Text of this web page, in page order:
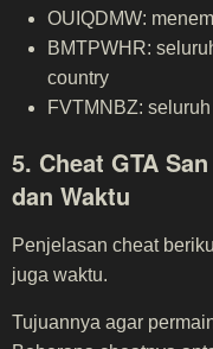
OUIQDMW:
BMTPWHR:
country
FVTMNBZ:
5. Cheat GTA
dan Waktu
Penjelasan cheat
juga waktu.
Tujuannya agar